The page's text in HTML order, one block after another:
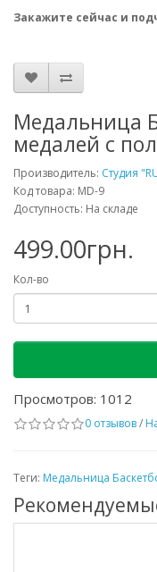
Закажите сейчас и
Медальница
медалей с
Производитель: Студия
Код товара: MD-9
Доступность: На складе
499.00грн.
Кол-во
Просмотров: 1012
0 отзывов/
Теги: Медальница